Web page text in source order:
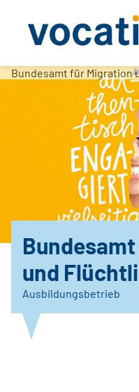
Bundesamt für Migration
und
Ausbildungsbetrieb